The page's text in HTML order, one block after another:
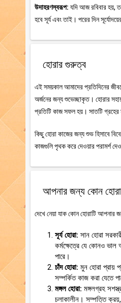
উদাহরণস্বরূপ: যদি আজ রবিবার হয়,
হবে সূর্য এবং তাই। পরের দিন
হোরার গুরুত্ব
এই সময়কাল আমাদের প্রতিদিনের
অর্জনের জন্য শুভেচ্ছাকৃত। হোরার
প্রতিটি কাজ সফল হয়। সাতটি গ্রহের
কিছু হোরা কাজের জন্য শুভ হিসাবে
কাজগুলি পৃথক করে দেওয়ার পরামর্শ
আপনার জন্য কোন
দেখে নেয়া যাক কোন হোরাটি আপনার
সূর্য হোরা: সান হোরা
কর্মক্ষেত্রে যে কোনও ভাল
পারে।
চাঁদ হোরা: মুন হোরা প্রায়
সম্পর্কিত কাজ করা যেতে
মঙ্গল হোরা: মঙ্গলগ্রহ
চলাকালীন। সম্পত্তি ক্রয়,